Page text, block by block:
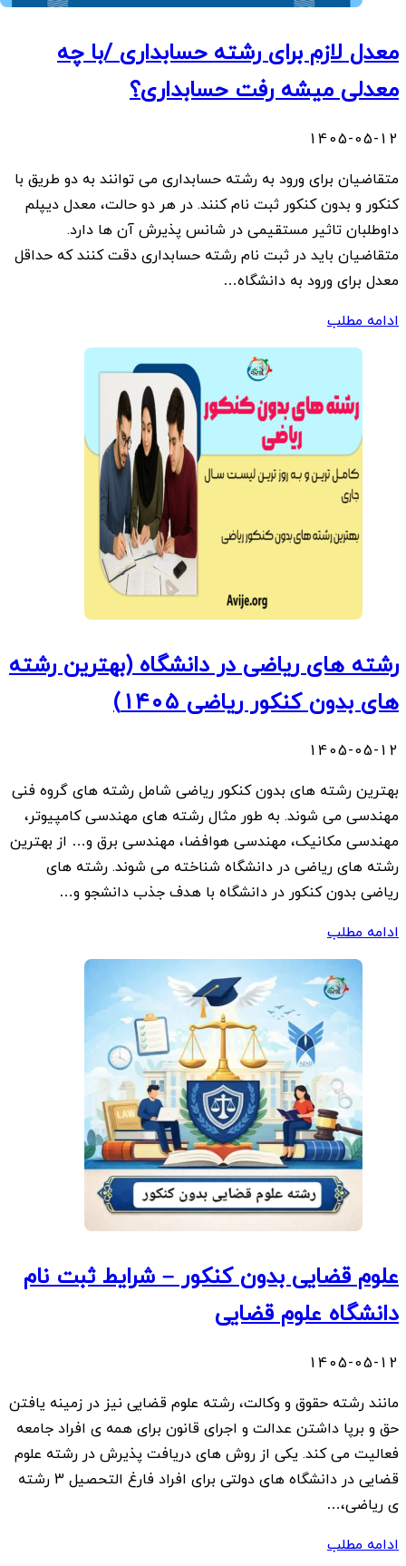
معدل لازم برای رشته حسابداری /با چه
معدلی میشه رفت حسابداری؟
1405-05-12
متقاضیان برای ورود به رشته حسابداری می توانند به دو طریق با
کنکور و بدون کنکور ثبت نام کنند. در هر دو حالت، معدل دیپلم
داوطلبان تاثیر مستقیمی در شانس پذیرش آن ها دارد.
متقاضیان باید در ثبت نام رشته حسابداری دقت کنند که حداقل
معدل برای ورود به دانشگاه…
ادامه مطلب
رشته های ریاضی در دانشگاه (بهترین رشته
های بدون کنکور ریاضی ۱۴۰۵)
1405-05-12
بهترین رشته های بدون کنکور ریاضی شامل رشته های گروه فنی
مهندسی می شوند. به طور مثال رشته های مهندسی کامپیوتر،
مهندسی مکانیک، مهندسی هوافضا، مهندسی برق و… از بهترین
رشته های ریاضی در دانشگاه شناخته می شوند. رشته های
ریاضی بدون کنکور در دانشگاه با هدف جذب دانشجو و…
ادامه مطلب
علوم قضایی بدون کنکور – شرایط ثبت نام
دانشگاه علوم قضایی
1405-05-12
مانند رشته حقوق و وکالت، رشته علوم قضایی نیز در زمینه یافتن
حق و برپا داشتن عدالت و اجرای قانون برای همه ‌ی افراد جامعه
فعالیت می ‌کند. یکی از روش های دریافت پذیرش در رشته علوم
قضایی در دانشگاه ‌های دولتی برای افراد فارغ ‌التحصیل 3 رشته
‌ی ریاضی،…
ادامه مطلب